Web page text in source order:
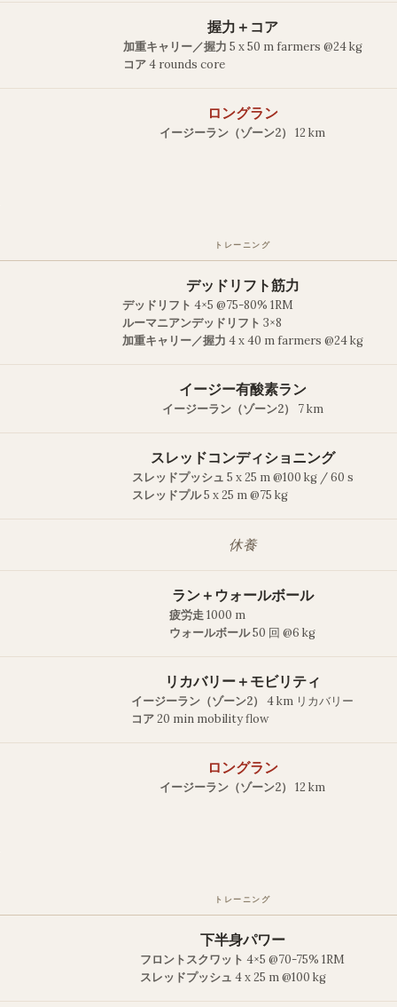
握力＋コア
加重キャリー／握力 5 x 50 m farmers @24 kg
コア4 rounds core
ロングラン
イージーラン（ゾーン2） 12 km
トレーニング
デッドリフト筋力
デッドリフト 4×5 @75-80% 1RM
ルーマニアンデッドリフト 3×8
加重キャリー／握力 4 x 40 m farmers @24 kg
イージー有酸素ラン
イージーラン（ゾーン2） 7 km
スレッドコンディショニング
スレッドプッシュ 5 x 25 m @100 kg / 60 s
スレッドプル5 x 25 m @75 kg
休養
ラン＋ウォールボール
疲労走1000 m
ウォールボール50 回 @6 kg
リカバリー＋モビリティ
イージーラン（ゾーン2）
4 km リカバリー
コア20 min mobility flow
ロングラン
イージーラン（ゾーン2） 12 km
トレーニング
下半身パワー
フロントスクワット 4×5 @70-75% 1RM
スレッドプッシュ 4 x 25 m @100 kg